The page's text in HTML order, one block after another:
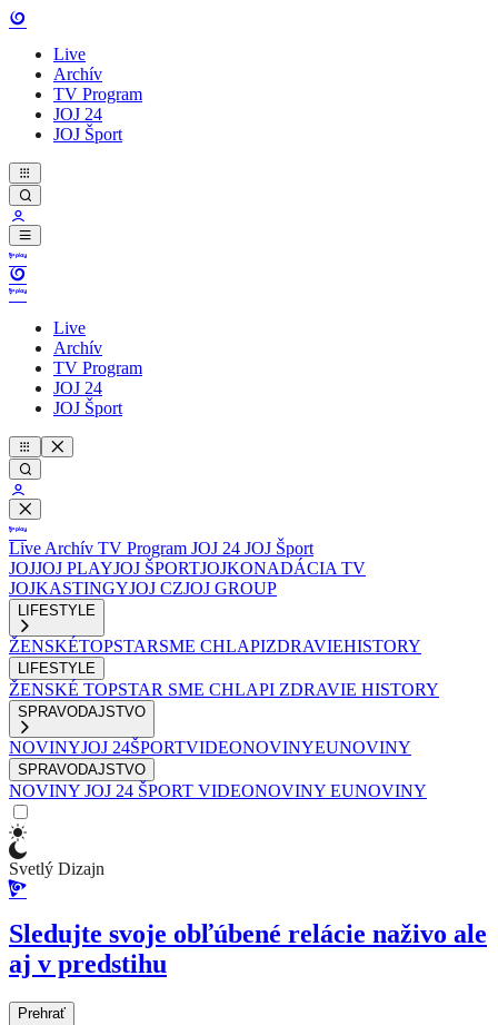
Live
Archív
TV Program
JOJ 24
JOJ Šport
Live
Archív
TV Program
JOJ 24
JOJ Šport
Live Archív TV Program JOJ 24 JOJ Šport
JOJJOJ PLAYJOJ ŠPORTJOJKONADÁCIA TV
JOJKASTINGYJOJ CZJOJ GROUP
LIFESTYLE
ŽENSKÉTOPSTARSME CHLAPIZDRAVIEHISTORY
LIFESTYLE
ŽENSKÉ TOPSTAR SME CHLAPI ZDRAVIE HISTORY
SPRAVODAJSTVO
NOVINYJOJ 24ŠPORTVIDEONOVINYEUNOVINY
SPRAVODAJSTVO
NOVINY JOJ 24 ŠPORT VIDEONOVINY EUNOVINY
Svetlý Dizajn
Sledujte svoje obľúbené relácie naživo ale
aj v predstihu
Prehrať